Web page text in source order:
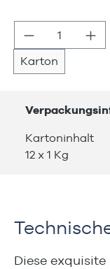
Produkt
Karton
Kartoninhalt
12 x 1 Kg
Diese